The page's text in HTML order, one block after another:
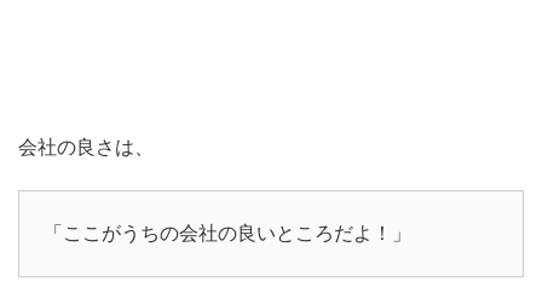
会社の良さは、
「ここがうちの会社の良いところだよ！」